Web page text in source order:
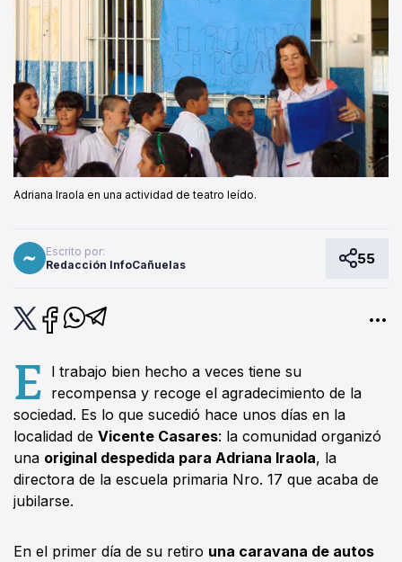
Adriana Iraola en una actividad de teatro leído.
Escrito por:
Redacción InfoCañuelas
55
E l trabajo bien hecho a veces tiene su
recompensa y recoge el agradecimiento de la
sociedad. Es lo que sucedió hace unos días en la
localidad de Vicente Casares: la comunidad organizó
una original despedida para Adriana Iraola, la
directora de la escuela primaria Nro. 17 que acaba de
jubilarse.
En el primer día de su retiro una caravana de autos